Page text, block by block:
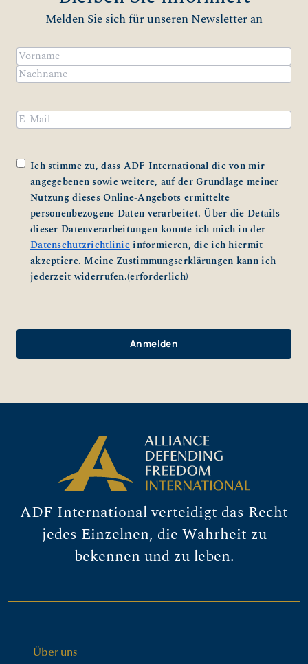
Melden Sie sich für unseren Newsletter an
Name(erforderlich)
Vorname
Zustimmung(erforderlich)
Ich stimme zu, dass ADF International die von mir
angegebenen sowie weitere, auf der Grundlage meiner
Nutzung dieses Online-Angebots ermittelte
personenbezogene Daten verarbeitet. Über die Details
dieser Datenverarbeitungen konnte ich mich in der
Datenschutzrichtlinieinformieren, die ich hiermit
akzeptiere. Meine Zustimmungserklärungen kann ich
jederzeit widerrufen.(erforderlich)
ADF International verteidigt das Recht
jedes Einzelnen, die Wahrheit zu
bekennen und zu leben.
Über uns